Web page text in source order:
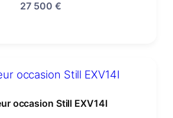
27 500 €
occasion Still EXV14I